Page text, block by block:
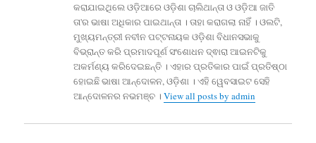
କରାଯାଇଥିଲେ ଓଡ଼ିଆରେ ଓଡ଼ିଶା ଚାଲିଥାନ୍ତା ଓ ଓଡ଼ିଆ ଜାତି
ତା'ର ଭାଷା ଅଧିକାର ପାଇଥାନ୍ତା । ତାହା କରାଗଲା ନାହିଁ । ଓଲଟି,
ମୁଖ୍ୟମନ୍ତ୍ରୀ ନବୀନ ପଟ୍ଟନାୟକ ଓଡ଼ିଶା ବିଧାନସଭାକୁ
ବିଭ୍ରାନ୍ତ କରି ପ୍ରମାଦପୂର୍ଣ ସଂଶୋଧନ ଦ୍ଵାରା ଆଇନଟିକୁ
ଅକର୍ମଣ୍ୟ କରିଦେଇଛନ୍ତି । ଏହାର ପ୍ରତିକାର ପାଇଁ ପ୍ରତିଷ୍ଠା
ହୋଇଛି ଭାଷା ଆନ୍ଦୋଳନ, ଓଡ଼ିଶା । ଏହି ୱେବସାଇଟ ସେହି
ଆନ୍ଦୋଳନର ନଭମଞ୍ଚ ।View all posts by admin